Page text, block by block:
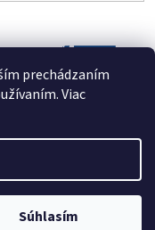
prechádzaním
Viac
Súhlasím
práva vyhradené.